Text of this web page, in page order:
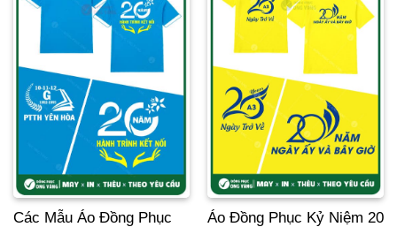
Áo Đồng Phục Kỷ Niệm 20
Các Mẫu Áo Đồng Phục